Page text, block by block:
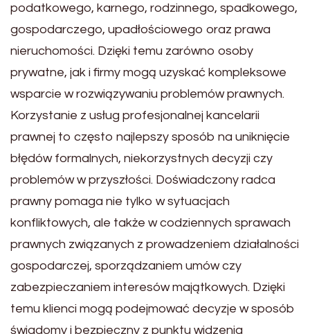
podatkowego, karnego, rodzinnego, spadkowego,
gospodarczego, upadłościowego oraz prawa
nieruchomości. Dzięki temu zarówno osoby
prywatne, jak i firmy mogą uzyskać kompleksowe
wsparcie w rozwiązywaniu problemów prawnych.
Korzystanie z usług profesjonalnej kancelarii
prawnej to często najlepszy sposób na uniknięcie
błędów formalnych, niekorzystnych decyzji czy
problemów w przyszłości. Doświadczony radca
prawny pomaga nie tylko w sytuacjach
konfliktowych, ale także w codziennych sprawach
prawnych związanych z prowadzeniem działalności
gospodarczej, sporządzaniem umów czy
zabezpieczaniem interesów majątkowych. Dzięki
temu klienci mogą podejmować decyzje w sposób
świadomy i bezpieczny z punktu widzenia